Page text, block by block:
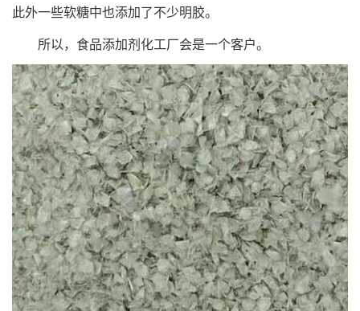
此外一些软糖中也添加了不少明胶。
所以，食品添加剂化工厂会是一个客户。